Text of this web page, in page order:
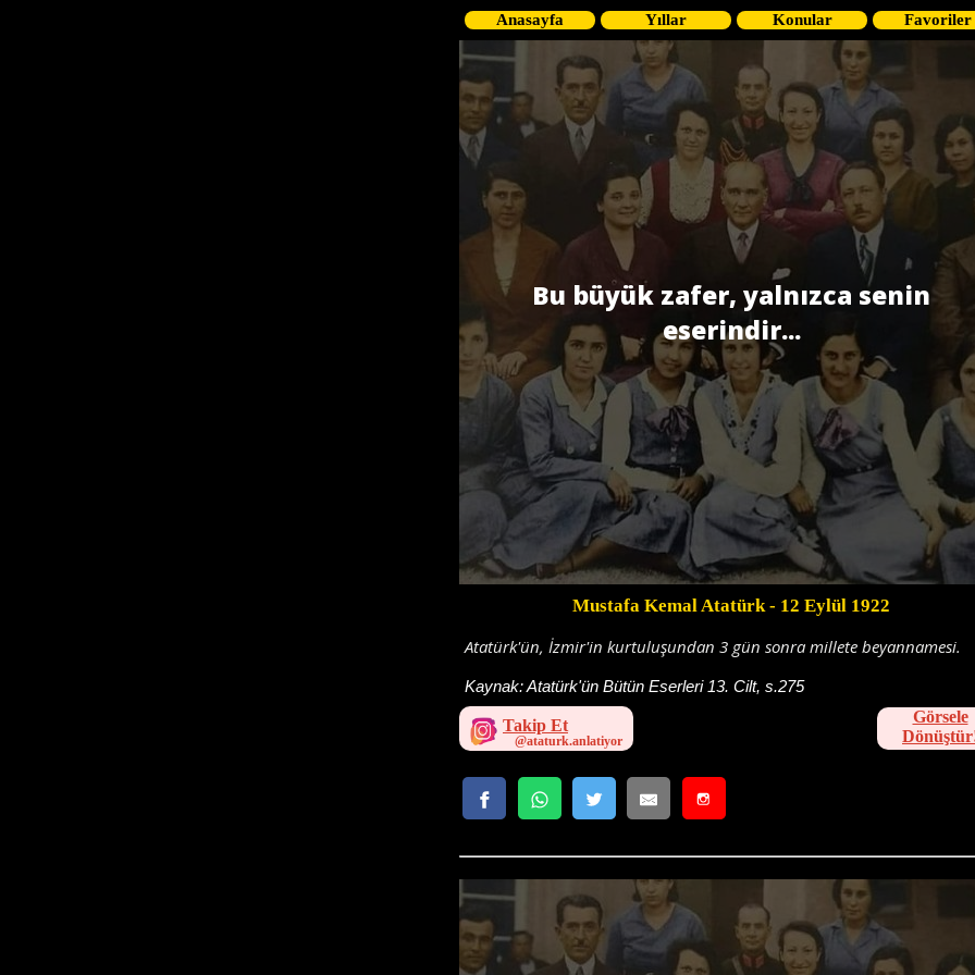
Anasayfa Yıllar Konular Favoriler
Bu büyük zafer, yalnızca senin
eserindir...
Mustafa Kemal Atatürk- 12 Eylül 1922
Atatürk'ün, İzmir'in kurtuluşundan 3 gün sonra millete beyannamesi.
Kaynak:Atatürk'ün Bütün Eserleri 13. Cilt, s.275
Takip Et
Görsele